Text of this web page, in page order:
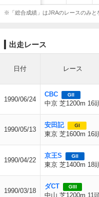
※「総合成績」はJRAのレースのみと
出走レース
日付 レース
1990/06/24
CBC GII
中京 芝1200m 16
1990/05/13
安田記 GI
東京 芝1600m 16
1990/04/22
京王S GII
東京 芝1400m 18
1990/03/18
ダCT GIII
中山 芝1200m 11